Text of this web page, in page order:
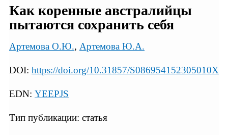
Как коренные австралийцы
пытаются сохранить себя
Артемова О.Ю., Артемова Ю.А.
DOI: https://doi.org/10.31857/S086954152305010X
EDN: YEEPJS
Тип публикации: статья